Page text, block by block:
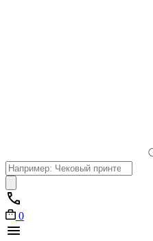
Поиск
товаров
0